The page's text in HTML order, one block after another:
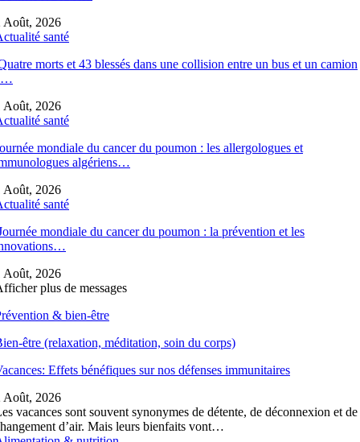
Août, 2026
santé
morts et 43 blessés dans une collision entre un bus et un camion
Août, 2026
santé
mondiale du cancer du poumon : les allergologues et
algériens…
Août, 2026
santé
mondiale du cancer du poumon : la prévention et les
Août, 2026
plus de messages
& bien-être
être (relaxation, méditation, soin du corps)
Effets bénéfiques sur nos défenses immunitaires
Août, 2026
vacances sont souvent synonymes de détente, de déconnexion et de
d’air. Mais leurs bienfaits vont…